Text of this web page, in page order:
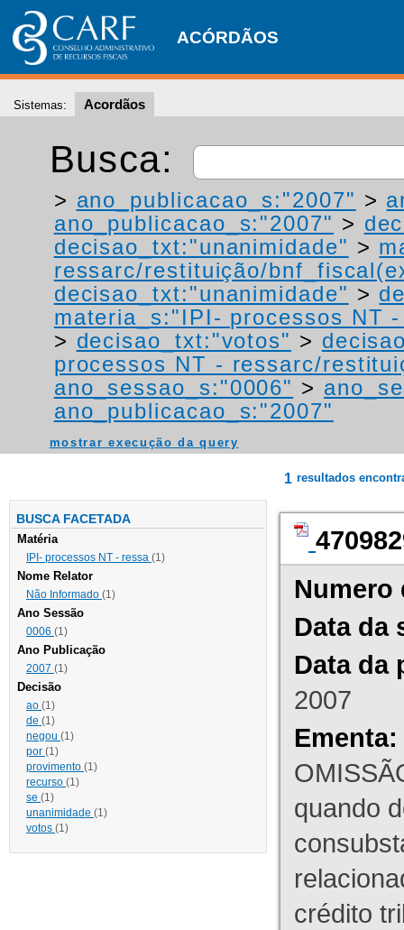
ACÓRDÃOS
Sistemas: Acordãos
Busca:
> ano_publicacao_s:"2007" >
ano_publicacao_s:"2007" >
decisao_txt:"unanimidade" >
ressarc/restituição/
decisao_txt:"unanimidade" >
materia_s:"IPI- processos NT
> decisao_txt:"votos" >
processos NT - ressarc/
ano_sessao_s:"0006" >
ano_publicacao_s:"2007"
mostrar execução da query
BUSCA FACETADA
Matéria
IPI- processos NT - ressa (1)
Nome Relator
Não Informado (1)
Ano Sessão
0006 (1)
Ano Publicação
2007 (1)
Decisão
ao (1)
de (1)
negou (1)
por (1)
provimento (1)
recurso (1)
se (1)
unanimidade (1)
votos (1)
1 resultados
Numero
Data da
Data da
2007
Ementa:
quando
crédito